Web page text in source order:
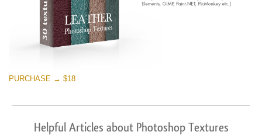
PURCHASE → $18
Helpful Articles about Photoshop Textures